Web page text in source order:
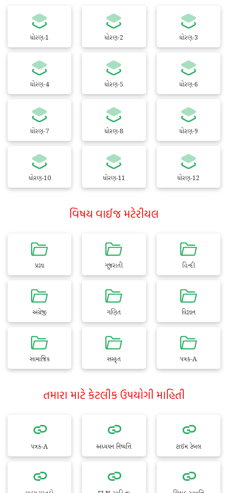
ધોરણ-1 ધોરણ-2 ધોરણ-3
ધોરણ-4 ધોરણ-5 ધોરણ-6
ધોરણ-7 ધોરણ-8 ધોરણ-9
ધોરણ-10 ધોરણ-11 ધોરણ-12
વિષય વાઈજ મટેરીયલ
પ્રજ્ઞા ગુજરાતી હિન્દી
અંગ્રેજી ગણિત વિજ્ઞાન
સામાજિક સંસ્કૃત પત્રક-A
તમારા માટે કેટલીક ઉપયોગી માહિતી
પત્રક-A અધ્યયન નિષ્પત્તિ ટાઈમ ટેબલ